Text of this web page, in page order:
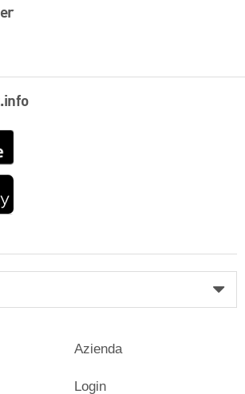
Google
Azienda
Login